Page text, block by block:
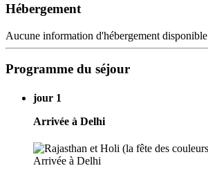
Hébergement
Aucune information d'hébergement disponible
Programme du séjour
jour 1
Arrivée à Delhi